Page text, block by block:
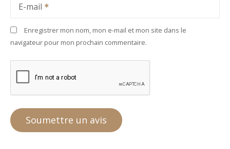
E-mail
Enregistrer mon nom, mon e-mail et mon site dans le
navigateur pour mon prochain commentaire.